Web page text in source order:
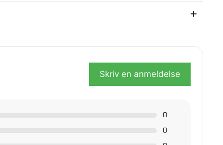
Skriv en anmeldelse
0
0